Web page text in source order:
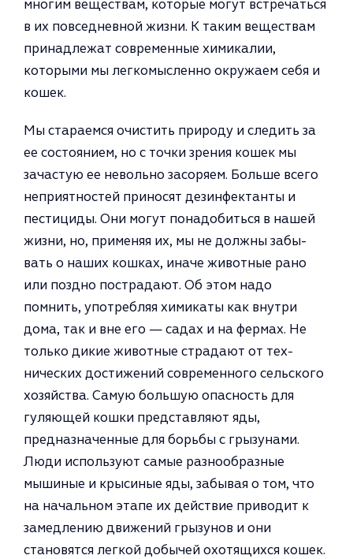
многим вещест­вам, которые могут встречаться
в их повседневной жизни. К таким ве­ществам
принадлежат современные химикалии,
которыми мы легко­мысленно окружаем себя и
кошек.
Мы стараемся очистить природу и следить за
ее состоянием, но с точки зрения кошек мы
зачастую ее не­вольно засоряем. Больше всего
неприятностей приносят дезинфектанты и
пестициды. Они могут по­надобиться в нашей
жизни, но, применяя их, мы не должны забы­
вать о наших кошках, иначе живо­тные рано
или поздно пострадают. Об этом надо
помнить, употребляя химикаты как внутри
дома, так и вне его — садах и на фермах. Не
толь­ко дикие животные страдают от тех­
нических достижений современно­го сельского
хозяйства. Самую большую опасность для
гуляющей кошки представляют яды,
предназначенные для борьбы с грызунами.
Люди используют са­мые разнообразные
мышиные и крысиные яды, забывая о том, что
на начальном этапе их действие приводит к
замедлению движений грызунов и они
становятся легкой добычей охотящихся кошек.